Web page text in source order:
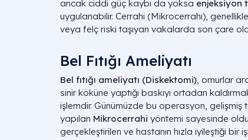
ancak ciddi güç kaybı da yoksa enjeksiyon
uygulanabilir. Cerrahi (Mikrocerrahi),
veya felç riski taşıyan vakalarda son çare
Bel Fıtığı Ameliyatı
Bel fıtığı ameliyatı (Diskektomi), omurlar
sinir köküne yaptığı baskıyı ortadan
işlemdir. Günümüzde bu operasyon, gelişmiş
yapılan Mikrocerrahi yöntemi sayesinde
gerçekleştirilen ve hastanın hızla iyileştiği bir